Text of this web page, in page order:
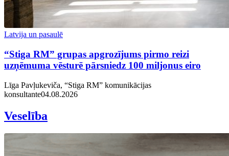
Latvija un pasaulē
“Stiga RM” grupas apgrozījums pirmo reizi
uzņēmuma vēsturē pārsniedz 100 miljonus eiro
Līga Pavļukeviča, “Stiga RM” komunikācijas
konsultante04.08.2026
Veselība